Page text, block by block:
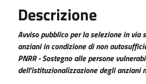
Descrizione
Avviso pubblico per la selezione in via
anziani in condizione di non
PNRR - Sostegno alle persone
dell’istituzionalizzazione degli anziani